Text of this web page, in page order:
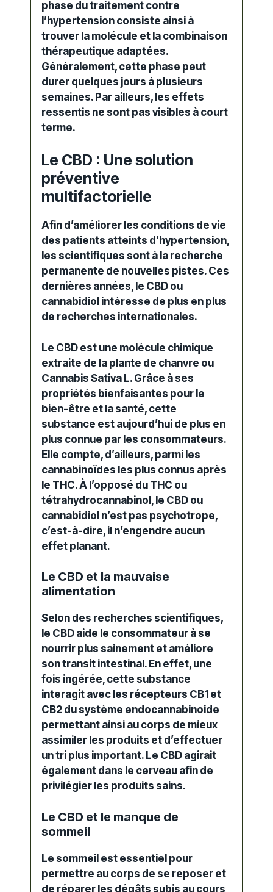
phase dutraitement contre
l’hypertension consiste ainsi à
trouver la molécule et la combinaison
thérapeutique adaptées.
Généralement, cette phase peut
durer quelques jours à plusieurs
semaines. Par ailleurs, les effets
ressentis ne sont pas visibles à court
terme.
Le CBD : Une solution
préventive
multifactorielle
Afin d’améliorer les conditions de vie
des patients atteints d’hypertension,
les scientifiques sont à la recherche
permanente de nouvelles pistes. Ces
dernières années, le CBD ou
cannabidiol intéresse de plus en plus
de recherches internationales.
Le CBD est une molécule chimique
extraite de la plante de chanvre ou
Cannabis Sativa L. Grâce à ses
propriétés bienfaisantes pour le
bien-être et la santé, cette
substance est aujourd’hui de plus en
plus connue par les consommateurs.
Elle compte, d’ailleurs, parmi les
cannabinoïdes les plus connus après
le THC. À l’opposé du THC ou
tétrahydrocannabinol, le CBD ou
cannabidiol n’est pas psychotrope,
c’est-à-dire, il n’engendre aucun
effet planant.
Le CBD et la mauvaise
alimentation
Selon des recherches scientifiques,
le CBD aide le consommateur à se
nourrir plus sainement et améliore
son transit intestinal. En effet, une
fois ingérée, cette substance
interagit avec les récepteurs CB1 et
CB2 du système endocannabinoide
permettant ainsi au corps de mieux
assimiler les produits et d’effectuer
un tri plus important. Le CBD agirait
également dans le cerveau afin de
privilégier les produits sains.
Le CBD et le manque de
sommeil
Le sommeil est essentiel pour
permettre au corps de se reposer et
de réparer les dégâts subis au cours